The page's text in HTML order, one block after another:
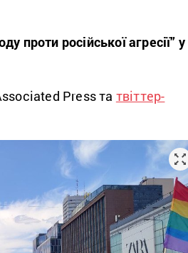
проти російської агресії” у
Press та твіттер-